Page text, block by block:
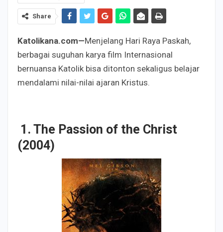
Share
Katolikana.com—Menjelang Hari Raya Paskah,
berbagai suguhan karya film Internasional
bernuansa Katolik bisa ditonton sekaligus belajar
mendalami nilai-nilai ajaran Kristus.
1. The Passion of the Christ
(2004)